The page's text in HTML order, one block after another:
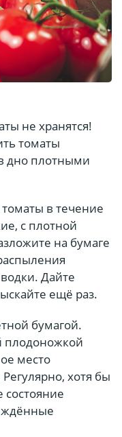
не хранятся!
томаты
дно плотными
в течение
с плотной
на бумаге
Дайте
ещё раз.
бумагой.
плодоножкой
место
хотя бы